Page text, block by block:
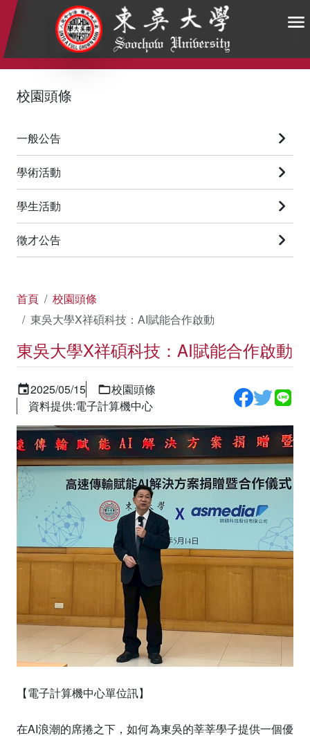
:::
校園頭條
一般公告
學術活動
學生活動
徵才公告
首頁
校園頭條
東吳大學X祥碩科技：AI賦能合作啟動
東吳大學X祥碩科技：AI賦能合作啟動
2025/05/15
校園頭條
資料提供:電子計算機中心
【電子計算機中心單位訊】
在AI浪潮的席捲之下，如何為東吳的莘莘學子提供一個優